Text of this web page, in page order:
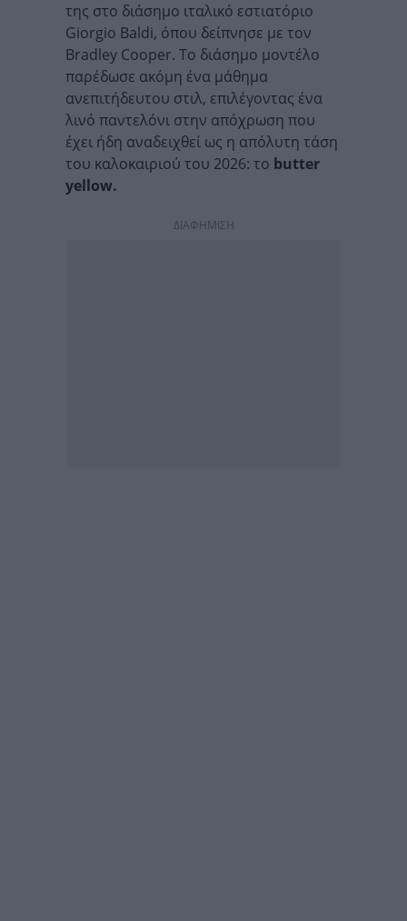
της στο διάσημο ιταλικό εστιατόριο
Giorgio Baldi, όπου δείπνησε με τον
Bradley Cooper. Το διάσημο μοντέλο
παρέδωσε ακόμη ένα μάθημα
ανεπιτήδευτου στιλ, επιλέγοντας ένα
λινό παντελόνι στην απόχρωση που
έχει ήδη αναδειχθεί ως η απόλυτη τάση
του καλοκαιριού του 2026: το butter
yellow.
ΔΙΑΦΗΜΙΣΗ